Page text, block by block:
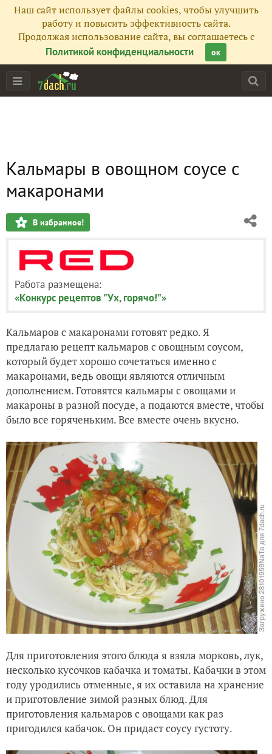
Наш сайт использует файлы cookies, чтобы улучшить
работу и повысить эффективность сайта.
Продолжая использование сайта, вы соглашаетесь с
Политикой конфиденциальности
ок
Кальмары в овощном соусе с
макаронами
В избранное!
Работа размещена:
«Конкурс рецептов "Ух, горячо!"»
Кальмаров с макаронами готовят редко. Я
предлагаю рецепт кальмаров с овощным соусом,
который будет хорошо сочетаться именно с
макаронами, ведь овощи являются отличным
дополнением. Готовятся кальмары с овощами и
макароны в разной посуде, а подаются вместе, чтобы
было все горяченьким. Все вместе очень вкусно.
Для приготовления этого блюда я взяла морковь, лук,
несколько кусочков кабачка и томаты. Кабачки в этом
году уродились отменные, я их оставила на хранение
и приготовление зимой разных блюд. Для
приготовления кальмаров с овощами как раз
пригодился кабачок. Он придаст соусу густоту.